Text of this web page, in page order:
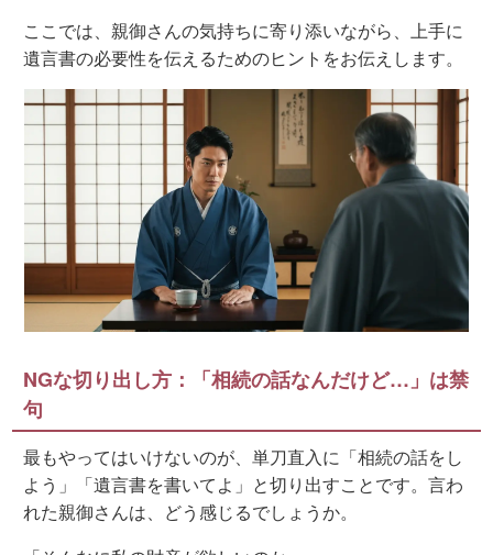
ここでは、親御さんの気持ちに寄り添いながら、上手に
遺言書の必要性を伝えるためのヒントをお伝えします。
NGな切り出し方：「相続の話なんだけど…」は禁
句
最もやってはいけないのが、単刀直入に「相続の話をし
よう」「遺言書を書いてよ」と切り出すことです。言わ
れた親御さんは、どう感じるでしょうか。